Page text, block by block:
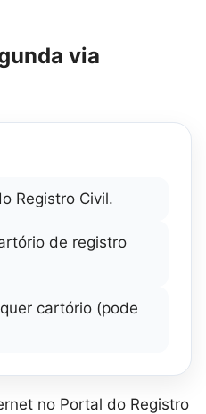
via
Registro Civil.
de registro
cartório (pode
no Portal do Registro